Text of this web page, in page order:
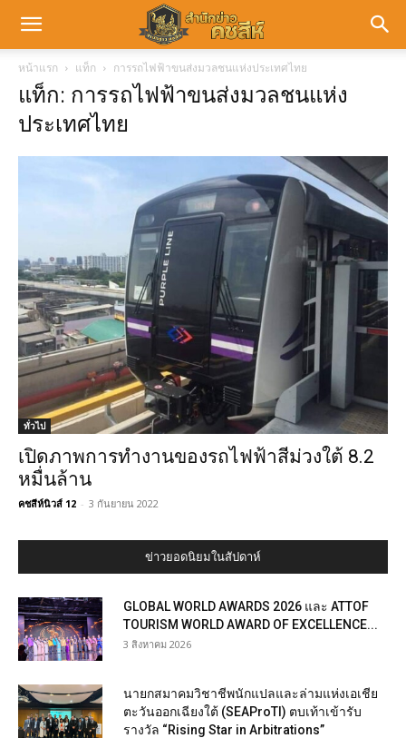
หน้าแรก แท็ก การรถไฟฟ้าขนส่งมวลชนแห่งประเทศไทย
แท็ก: การรถไฟฟ้าขนส่งมวลชนแห่ง
ประเทศไทย
ทั่วไป
เปิดภาพการทำงานของรถไฟฟ้าสีม่วงใต้ 8.2
หมื่นล้าน
คชสีห์นิวส์ 12 - 3 กันยายน 2022
ข่าวยอดนิยมในสัปดาห์
GLOBAL WORLD AWARDS 2026 และ ATTOF
TOURISM WORLD AWARD OF EXCELLENCE...
3 สิงหาคม 2026
นายกสมาคมวิชาชีพนักแปลและล่ามแห่งเอเชีย
ตะวันออกเฉียงใต้ (SEAProTI) ตบเท้าเข้ารับ
รางวัล “Rising Star in Arbitrations”